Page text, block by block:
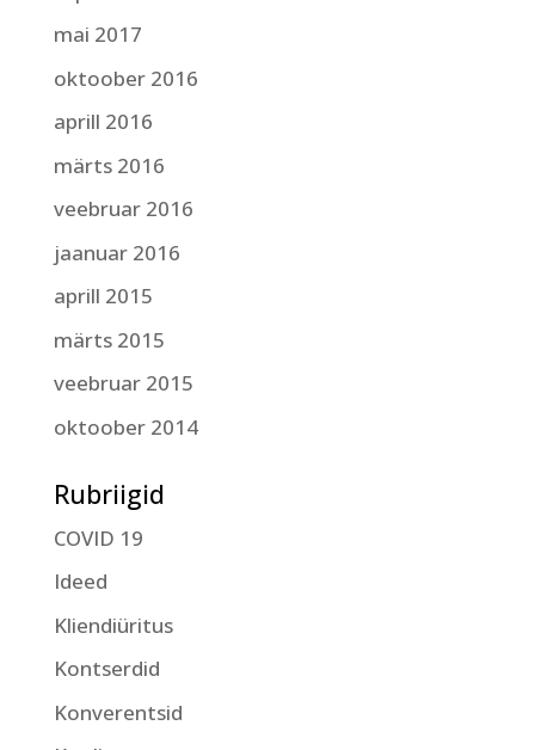
mai 2017
oktoober 2016
aprill 2016
märts 2016
veebruar 2016
jaanuar 2016
aprill 2015
märts 2015
veebruar 2015
oktoober 2014
Rubriigid
COVID 19
Ideed
Kliendiüritus
Kontserdid
Konverentsid